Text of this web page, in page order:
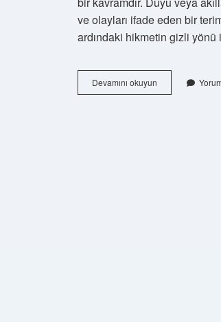
ve olayları ifade eden bir
ardındaki hikmetin gizli yönü
Devamını okuyun
Ve